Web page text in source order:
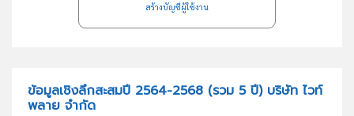
สร้างบัญชีผู้ใช้งาน
ข้อมูลเชิงลึกสะสมปี 2564-2568 (รวม 5 ปี) บริษัท ไวท์
พลาย จำกัด